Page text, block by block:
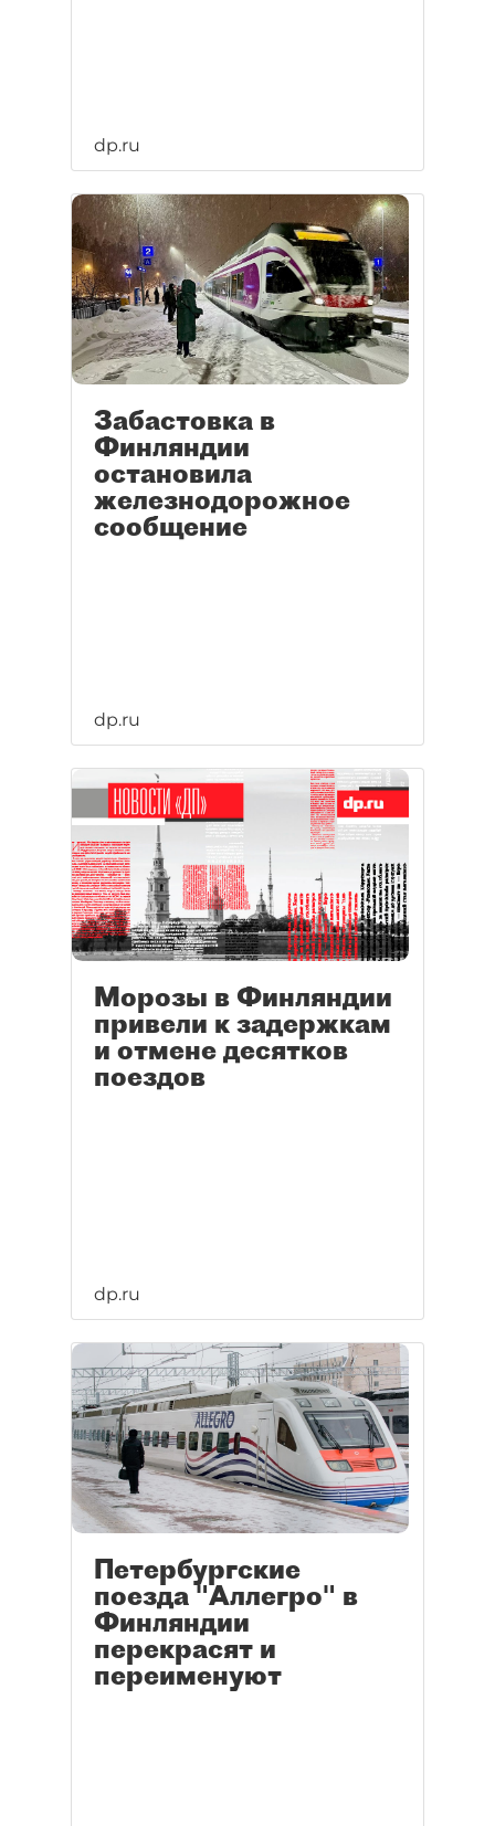
dp.ru
Забастовка в
Финляндии
остановила
железнодорожное
сообщение
dp.ru
Морозы в Финляндии
привели к задержкам
и отмене десятков
поездов
dp.ru
Петербургские
поезда "Аллегро" в
Финляндии
перекрасят и
переименуют